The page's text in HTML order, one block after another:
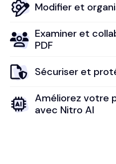
Modifier et
Examiner et
PDF
Sécuriser et
Améliorez votre
avec Nitro AI